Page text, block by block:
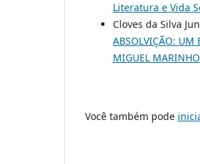
Literatura e Vida
Cloves da Silva
ABSOLVIÇÃO: UM
MIGUEL MARINHO
Você também pode